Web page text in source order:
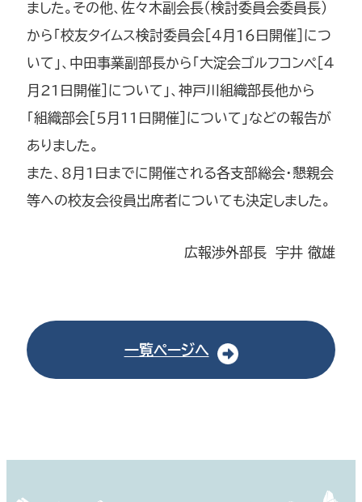
ました。その他、佐々木副会長（検討委員会委員長）
から「校友タイムス検討委員会[4月16日開催]につ
いて」、中田事業副部長から「大淀会ゴルフコンペ[4
月21日開催]について」、神戸川組織部長他から
「組織部会[5月11日開催]について」などの報告が
ありました。
また、8月1日までに開催される各支部総会・懇親会
等への校友会役員出席者についても決定しました。
広報渉外部長 宇井 徹雄
一覧ページへ